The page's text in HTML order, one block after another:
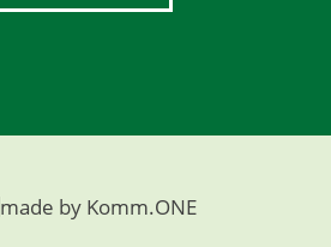
made by Komm.ONE